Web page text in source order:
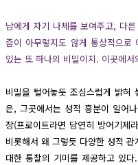
남에게 자기 나체를 보여주고, 다
즘이 아무렇지도 않게 통상적으
있는 또 하나의 비밀이지. 이곳에
비밀을 털어놓듯 조심스럽게 밝
은, 그곳에서는 성적 흥분이 일어
장(프로이트라면 당연히 방어기제
비롯해서 왜 그렇듯 다양한 성적
대한 통찰의 기미를 제공하고 있